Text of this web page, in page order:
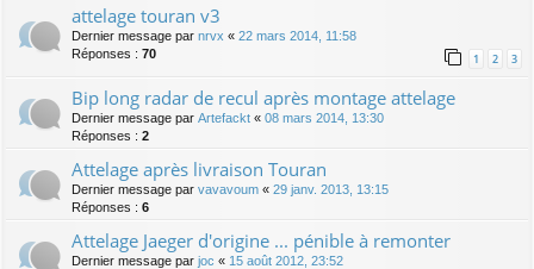
attelage touran v3
Dernier message par nrvx « 22 mars 2014, 11:58
Réponses : 70 1 2 3
Bip long radar de recul après montage attelage
Dernier message par Artefackt « 08 mars 2014, 13:30
Réponses : 2
Attelage après livraison Touran
Dernier message par vavavoum « 29 janv. 2013, 13:15
Réponses : 6
Attelage Jaeger d'origine ... pénible à remonter
Dernier message par joc « 15 août 2012, 23:52